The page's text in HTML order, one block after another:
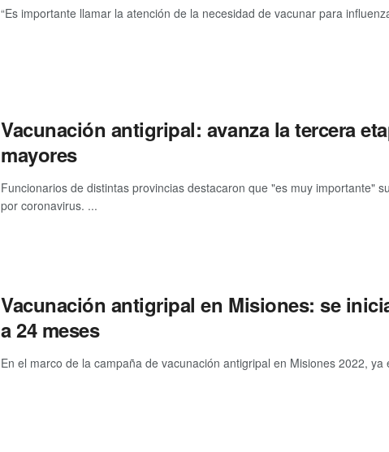
“Es importante llamar la atención de la necesidad de vacunar para
Vacunación antigripal: avanza la tercera
mayores
Funcionarios de distintas provincias destacaron que "es muy importante"
por coronavirus. ...
Vacunación antigripal en Misiones: se
a 24 meses
En el marco de la campaña de vacunación antigripal en Misiones 2022,